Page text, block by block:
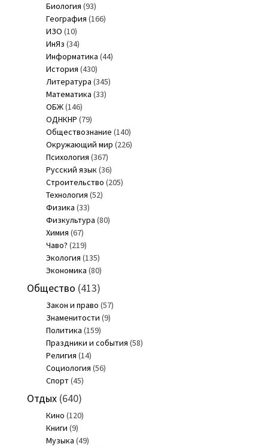
Биология (93)
География (166)
ИЗО (10)
ИнЯз (34)
Информатика (44)
История (430)
Литература (345)
Математика (33)
ОБЖ(146)
ОДНКНР (79)
Обществознание (140)
Окружающий мир (226)
Психология (367)
Русский язык(36)
Строительство (205)
Технология (52)
Физика (33)
Физкультура (80)
Химия (67)
Чаво? (219)
Экология (135)
Экономика (80)
Общество (413)
Закон и право (57)
Знаменитости (9)
Политика (159)
Праздники и события (58)
Религия (14)
Социология (56)
Спорт(45)
Отдых(640)
Кино (120)
Книги (9)
Музыка (49)